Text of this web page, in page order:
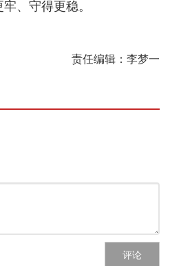
、守得更稳。
责任编辑：李梦一
评论